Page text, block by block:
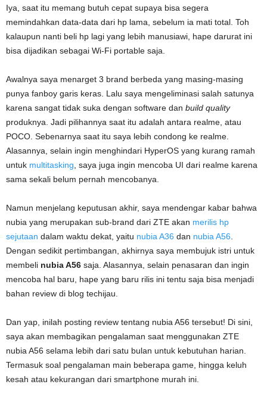
Iya, saat itu memang butuh cepat supaya bisa segera
memindahkan data-data dari hp lama, sebelum ia mati total. Toh
kalaupun nanti beli hp lagi yang lebih manusiawi, hape darurat ini
bisa dijadikan sebagai Wi-Fi portable saja.
Awalnya saya menarget 3 brand berbeda yang masing-masing
punya fanboy garis keras. Lalu saya mengeliminasi salah satunya
karena sangat tidak suka dengan software dan build quality
produknya. Jadi pilihannya saat itu adalah antara realme, atau
POCO. Sebenarnya saat itu saya lebih condong ke realme.
Alasannya, selain ingin menghindari HyperOS yang kurang ramah
untuk multitasking , saya juga ingin mencoba UI dari realme karena
sama sekali belum pernah mencobanya.
Namun menjelang keputusan akhir, saya mendengar kabar bahwa
nubia yang merupakan sub-brand dari ZTE akan merilis hp
sejutaan dalam waktu dekat, yaitu nubia A36 dan nubia A56
Dengan sedikit pertimbangan, akhirnya saya membujuk istri untuk
membeli nubia A56 saja. Alasannya, selain penasaran dan ingin
mencoba hal baru, hape yang baru rilis ini tentu saja bisa menjadi
bahan review di blog techijau.
Dan yap, inilah posting review tentang nubia A56 tersebut! Di sini,
saya akan membagikan pengalaman saat menggunakan ZTE
nubia A56 selama lebih dari satu bulan untuk kebutuhan harian.
Termasuk soal pengalaman main beberapa game, hingga keluh
kesah atau kekurangan dari smartphone murah ini.